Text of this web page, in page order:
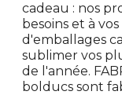
cadeau : nos
besoins et à
d'emballages
sublimer vos
de l'année.
bolducs sont